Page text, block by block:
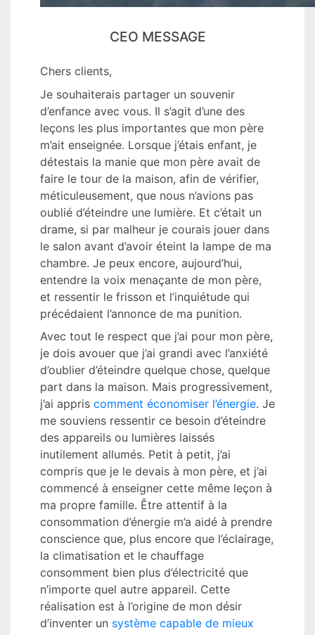
CEO MESSAGE
Chers clients,
Je souhaiterais partager un souvenir
d’enfance avec vous. Il s’agit d’une des
leçons les plus importantes que mon père
m’ait enseignée. Lorsque j’étais enfant, je
détestais la manie que mon père avait de
faire le tour de la maison, afin de vérifier,
méticuleusement, que nous n’avions pas
oublié d’éteindre une lumière. Et c’était un
drame, si par malheur je courais jouer dans
le salon avant d’avoir éteint la lampe de ma
chambre. Je peux encore, aujourd’hui,
entendre la voix menaçante de mon père,
et ressentir le frisson et l’inquiétude qui
précédaient l’annonce de ma punition.
Avec tout le respect que j’ai pour mon père,
je dois avouer que j’ai grandi avec l’anxiété
d’oublier d’éteindre quelque chose, quelque
part dans la maison. Mais progressivement,
j’ai appris comment économiser l’énergie. Je
me souviens ressentir ce besoin d’éteindre
des appareils ou lumières laissés
inutilement allumés. Petit à petit, j’ai
compris que je le devais à mon père, et j’ai
commencé à enseigner cette même leçon à
ma propre famille. Être attentif à la
consommation d’énergie m’a aidé à prendre
conscience que, plus encore que l’éclairage,
la climatisation et le chauffage
consomment bien plus d’électricité que
n’importe quel autre appareil. Cette
réalisation est à l’origine de mon désir
d’inventer un système capable de mieux